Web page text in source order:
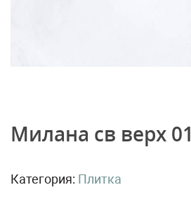
Милана св верх 01
Категория: Плитка